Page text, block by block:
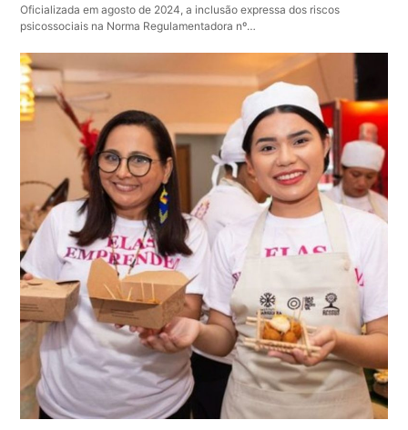
Oficializada em agosto de 2024, a inclusão expressa dos riscos
psicossociais na Norma Regulamentadora nº…